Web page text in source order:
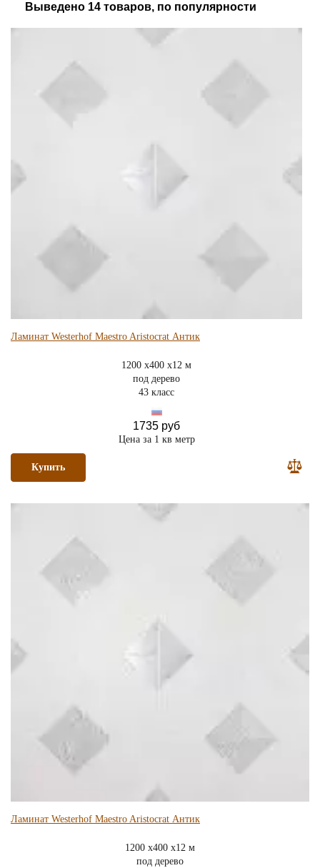
Выведено 14 товаров, по популярности
Ламинат Westerhof Maestro Aristocrat Антик
1200 x400 x12 м
под дерево
43 класс
1735 руб
Цена за 1 кв метр
Купить
Ламинат Westerhof Maestro Aristocrat Антик
1200 x400 x12 м
под дерево